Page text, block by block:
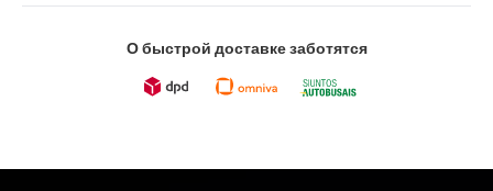
О быстрой доставке заботятся